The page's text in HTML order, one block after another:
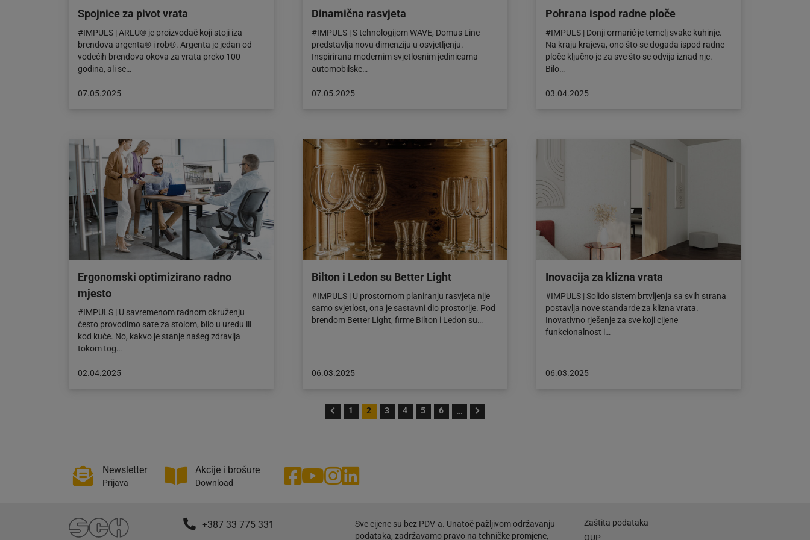
Spojnice za pivot vrata
#IMPULS | ARLU® je proizvođač koji stoji iza
brendova argenta® i rob®. Argenta je jedan od
vodećih brendova okova za vrata preko 100
godina, ali se…
Objava
07.05.2025
Dinamična rasvjeta
#IMPULS | S tehnologijom WAVE, Domus Line
predstavlja novu dimenziju u osvjetljenju.
Inspirirana modernim svjetlosnim jedinicama
automobilske…
Objava
07.05.2025
Pohrana ispod radne ploče
#IMPULS | Donji ormarić je temelj svake kuhinje.
Na kraju krajeva, ono što se događa ispod radne
ploče ključno je za sve što se odvija iznad nje.
Bilo…
Objava
03.04.2025
Ergonomski optimizirano radno
mjesto
#IMPULS | U savremenom radnom okruženju
često provodimo sate za stolom, bilo u uredu ili
kod kuće. No, kakvo je stanje našeg zdravlja
tokom tog…
Objava
02.04.2025
Bilton i Ledon su Better Light
#IMPULS | U prostornom planiranju rasvjeta nije
samo svjetlost, ona je sastavni dio prostorije. Pod
brendom Better Light, firme Bilton i Ledon su…
Objava
06.03.2025
06.03.2025
Inovacija za klizna vrata
#IMPULS | Solido sistem brtvljenja sa svih strana
postavlja nove standarde za klizna vrata.
Inovativno rješenje za sve koji cijene
funkcionalnost i…
Objava
06.03.2025
1 2 3 4 5 6 …
Newsletter
Prijava
Akcije i brošure
Download
+387 33 775 331
Sve cijene su bez PDV-a. Unatoč pažljivom održavanju
podataka, zadržavamo pravo na tehničke promjene,
Zaštita podataka
OUP